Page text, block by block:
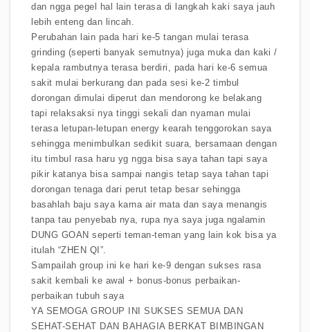
dan ngga pegel hal lain terasa di langkah kaki saya jauh
lebih enteng dan lincah.
Perubahan lain pada hari ke-5 tangan mulai terasa
grinding (seperti banyak semutnya) juga muka dan kaki /
kepala rambutnya terasa berdiri, pada hari ke-6 semua
sakit mulai berkurang dan pada sesi ke-2 timbul
dorongan dimulai diperut dan mendorong ke belakang
tapi relaksaksi nya tinggi sekali dan nyaman mulai
terasa letupan-letupan energy kearah tenggorokan saya
sehingga menimbulkan sedikit suara, bersamaan dengan
itu timbul rasa haru yg ngga bisa saya tahan tapi saya
pikir katanya bisa sampai nangis tetap saya tahan tapi
dorongan tenaga dari perut tetap besar sehingga
basahlah baju saya karna air mata dan saya menangis
tanpa tau penyebab nya, rupa nya saya juga ngalamin
DUNG GOAN seperti teman-teman yang lain kok bisa ya
itulah “ZHEN QI”.
Sampailah group ini ke hari ke-9 dengan sukses rasa
sakit kembali ke awal + bonus-bonus perbaikan-
perbaikan tubuh saya
YA SEMOGA GROUP INI SUKSES SEMUA DAN
SEHAT-SEHAT DAN BAHAGIA BERKAT BIMBINGAN